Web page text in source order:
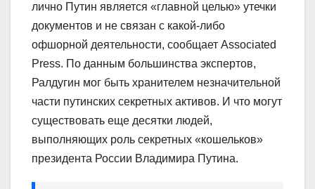
лично Путин является «главной целью» утечки
документов и не связан с какой-либо
офшорной деятельности, сообщает Associated
Press. По данным большинства экспертов,
Ралдугин мог быть хранителем незначительной
части путинских секретных активов. И что могут
существовать еще десятки людей,
выполняющих роль секретных «кошельков»
президента России Владимира Путина.